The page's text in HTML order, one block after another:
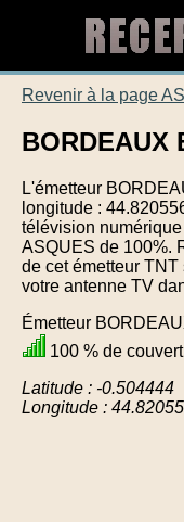
Revenir à la page
BORDEAUX
L'émetteur
longitude :
télévision
ASQUES de 100%.
de cet émetteur
votre antenne TV
Émetteur
100 % de
Latitude : -0.504444
Longitude :